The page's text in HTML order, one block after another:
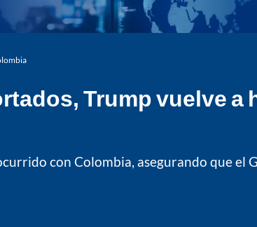
Trump vuelve a
con Colombia, asegurando que el